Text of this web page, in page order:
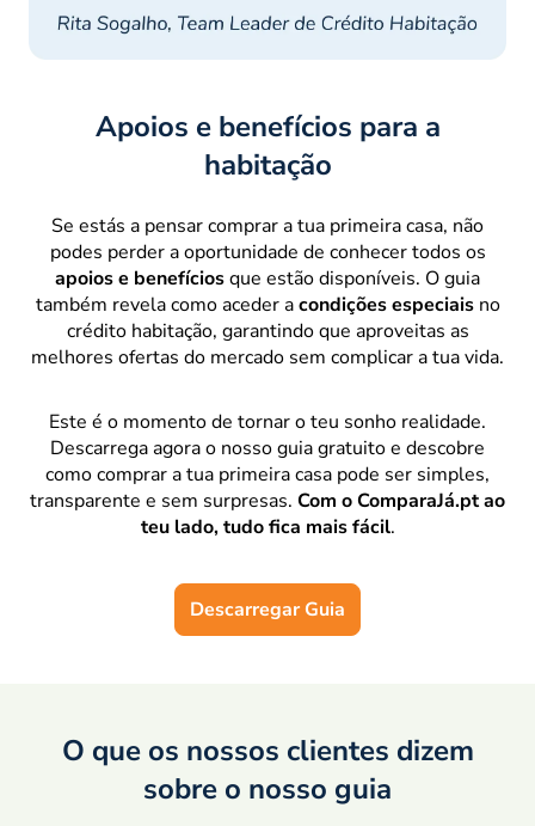
Apoios e benefícios para a
habitação
Se estás a pensar comprar a tua primeira casa, não
podes perder a oportunidade de conhecer todos os
apoios e benefíciosque estão disponíveis. O guia
também revela como aceder acondições especiaisno
crédito habitação, garantindo que aproveitas as
melhores ofertas do mercado sem complicar a tua vida.
Este é o momento de tornar o teu sonho realidade.
Descarrega agora o nosso guia gratuito e descobre
como comprar a tua primeira casa pode ser simples,
transparente e sem surpresas. Com o ComparaJá.pt ao
teu lado, tudo fica mais fácil.
Descarregar Guia
O que os nossos clientes dizem
sobre o nosso guia